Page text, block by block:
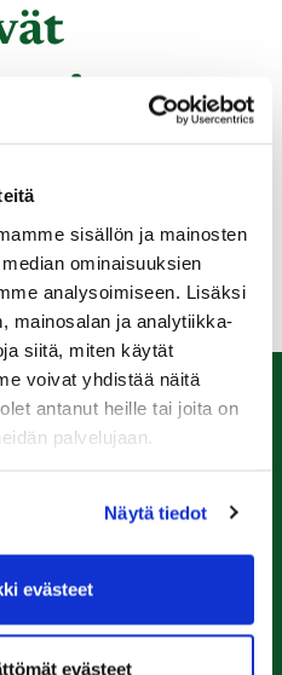
sisällön ja mainosten
ominaisuuksien
analysoimiseen. Lisäksi
mainosalan ja analytiikka-
siitä, miten käytät
voivat yhdistää näitä
antanut heille tai joita on
palvelujaan.
Näytä tiedot
evästeet
evästeet
omissa tiloissa huoltohallin
Golf
20
Rauma
yhteystiedot